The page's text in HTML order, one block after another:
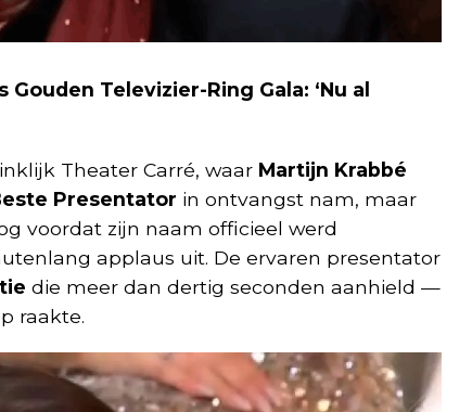
Televizier-Ring Gala: ‘Nu al
Theater Carré, waar Martijn Krabbé
Presentator in ontvangst nam, maar
voordat zijn naam officieel werd
applaus uit. De ervaren presentator
die meer dan dertig seconden aanhield —
raakte.